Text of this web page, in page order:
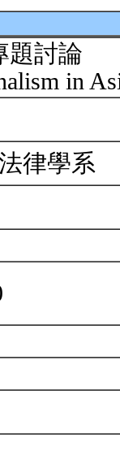
題討論
in
律學系